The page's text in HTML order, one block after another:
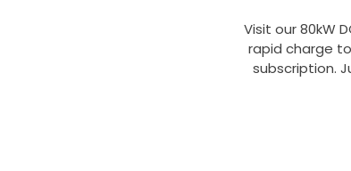
Visit our 80kW
rapid charge
subscription.